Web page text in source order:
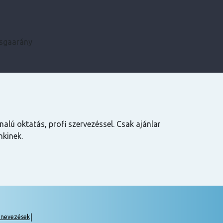
ajánlani Minden szükséges infót előre megkaptam,
|